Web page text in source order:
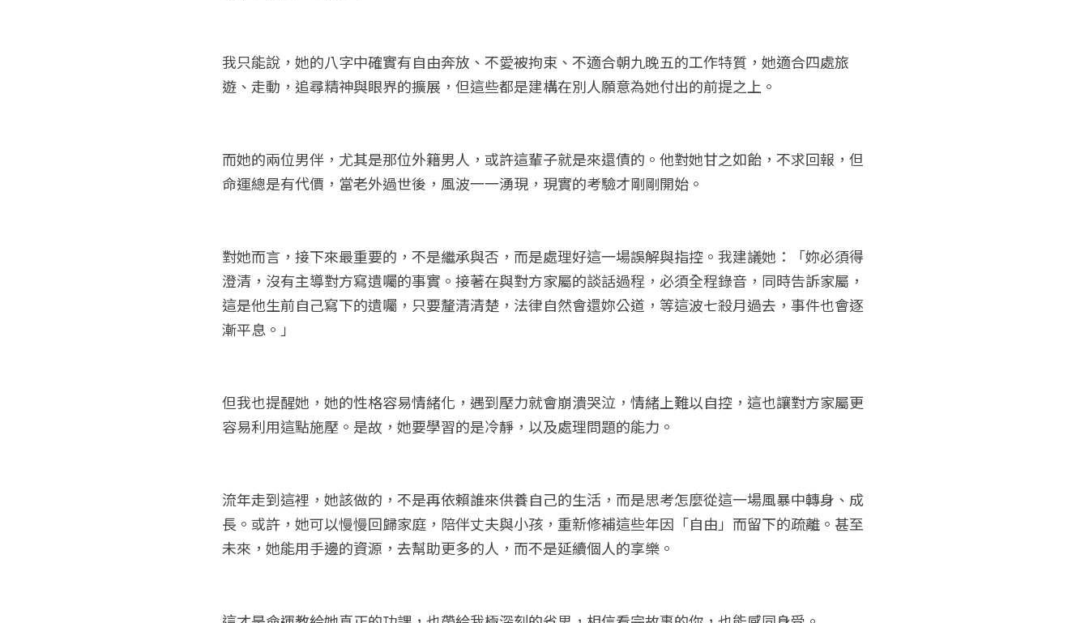
我只能說，她的八字中確實有自由奔放、不愛被拘束、不適合朝九晚五的工作特質，她適合四處旅
遊、走動，追尋精神與眼界的擴展，但這些都是建構在別人願意為她付出的前提之上。
而她的兩位男伴，尤其是那位外籍男人，或許這輩子就是來還債的。他對她甘之如飴，不求回報，但
命運總是有代價，當老外過世後，風波一一湧現，現實的考驗才剛剛開始。
對她而言，接下來最重要的，不是繼承與否，而是處理好這一場誤解與指控。我建議她：「妳必須得
澄清，沒有主導對方寫遺囑的事實。接著在與對方家屬的談話過程，必須全程錄音，同時告訴家屬，
這是他生前自己寫下的遺囑，只要釐清清楚，法律自然會還妳公道，等這波七殺月過去，事件也會逐
漸平息。」
但我也提醒她，她的性格容易情緒化，遇到壓力就會崩潰哭泣，情緒上難以自控，這也讓對方家屬更
容易利用這點施壓。是故，她要學習的是冷靜，以及處理問題的能力。
流年走到這裡，她該做的，不是再依賴誰來供養自己的生活，而是思考怎麼從這一場風暴中轉身、成
長。或許，她可以慢慢回歸家庭，陪伴丈夫與小孩，重新修補這些年因「自由」而留下的疏離。甚至
未來，她能用手邊的資源，去幫助更多的人，而不是延續個人的享樂。